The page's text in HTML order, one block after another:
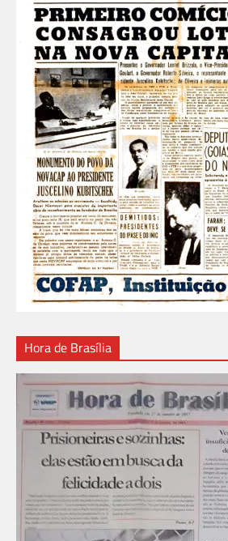
Hora de Brasília